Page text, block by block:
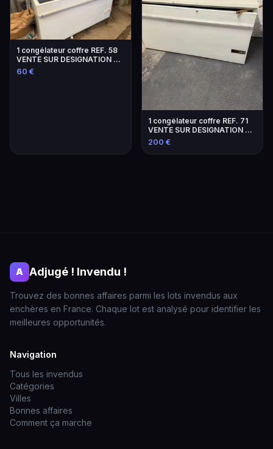
1 congélateur coffre REF. 58
VENTE SUR DESIGNATION SE
TROUVA…
60 €
1 congélateur coffre REF. 71
VENTE SUR DESIGNATION SE
TROUVA…
200 €
A Adjugé ! Invendu !
Trouvez des bonnes affaires parmi les lots invendus aux
enchères en France. Chaque lot est analysé pour identifier les
meilleures opportunités.
Navigation
Tous les invendus
Catégories
Villes
Bonnes affaires
Comment ça marche